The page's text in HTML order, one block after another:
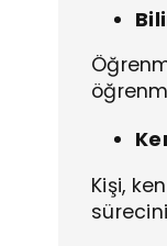
Kişi,